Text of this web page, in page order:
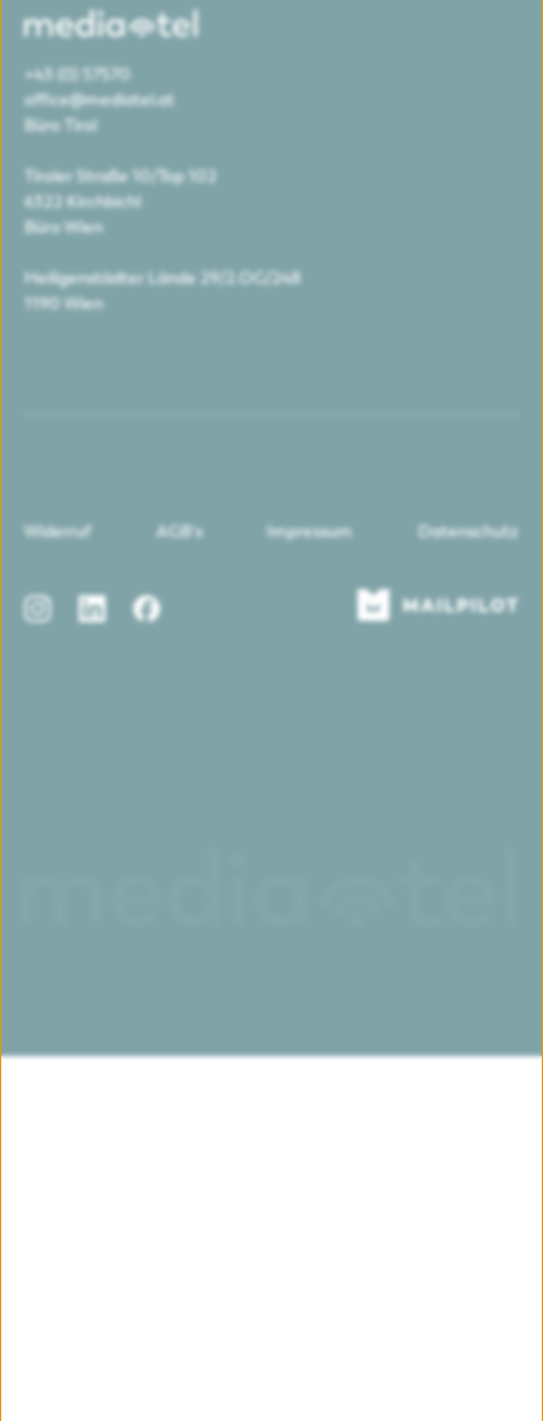
+43 (0) 57570
office@mediatel.at
Büro Tirol
Tiroler Straße 10/Top 102
6322 Kirchbichl
Büro Wien
Heiligenstädter Lände 29/2.OG/248
1190 Wien
Widerruf AGB's Impressum Datenschutz
Instagram
LinkedIn Facebook Mailpilot